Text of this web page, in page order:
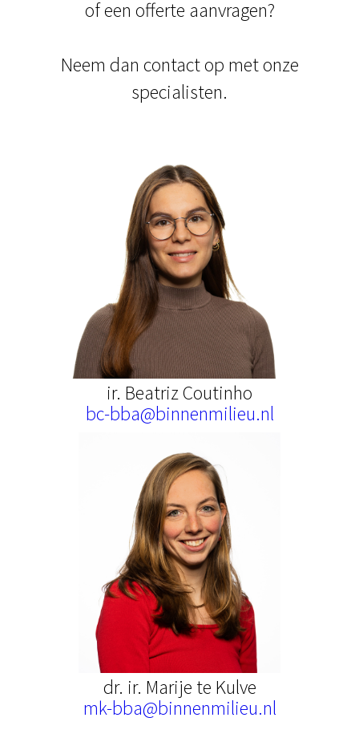
of een offerte aanvragen?
Neem dan contact op met onze
specialisten.
ir. Beatriz Coutinho
bc-bba@binnenmilieu.nl
dr. ir. Marije te Kulve
mk-bba@binnenmilieu.nl